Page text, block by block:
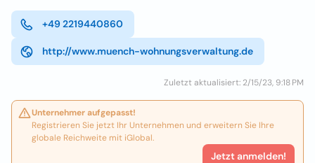
+49 2219440860
http://www.muench-wohnungsverwaltung.de
Zuletzt aktualisiert: 2/15/23, 9:18 PM
Unternehmer aufgepasst!
Registrieren Sie jetzt Ihr Unternehmen und erweitern Sie Ihre
globale Reichweite mit iGlobal.
Jetzt anmelden!